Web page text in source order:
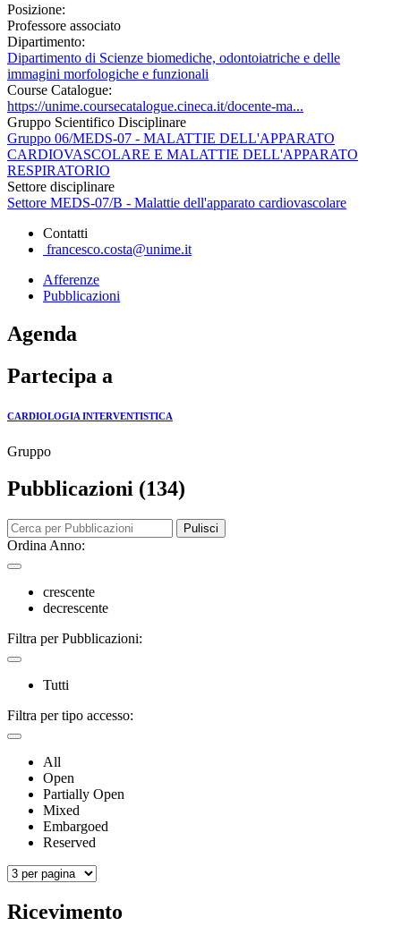
Posizione:
Professore associato
Dipartimento:
Dipartimento di Scienze biomediche, odontoiatriche e delle
immagini morfologiche e funzionali
Course Catalogue:
https://unime.coursecatalogue.cineca.it/docente-ma...
Gruppo Scientifico Disciplinare
Gruppo 06/MEDS-07 - MALATTIE DELL'APPARATO
CARDIOVASCOLARE E MALATTIE DELL'APPARATO
RESPIRATORIO
Settore disciplinare
Settore MEDS-07/B - Malattie dell'apparato cardiovascolare
Contatti
francesco.costa@unime.it
Afferenze
Pubblicazioni
Agenda
Partecipa a
CARDIOLOGIA INTERVENTISTICA
Gruppo
Pubblicazioni (134)
Pulisci
Ordina Anno:
crescente
decrescente
Filtra per Pubblicazioni:
Tutti
Filtra per tipo accesso:
All
Open
Partially Open
Mixed
Embargoed
Reserved
Ricevimento